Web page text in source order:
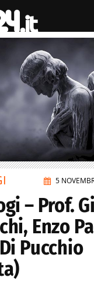
5
– Prof.
Enzo
Pucchio